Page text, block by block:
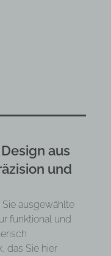
aus
und
Sie ausgewählte
funktional und
das Sie hier